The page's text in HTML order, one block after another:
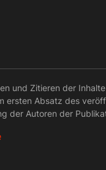
und Zitieren der
ersten Absatz des
der Autoren der